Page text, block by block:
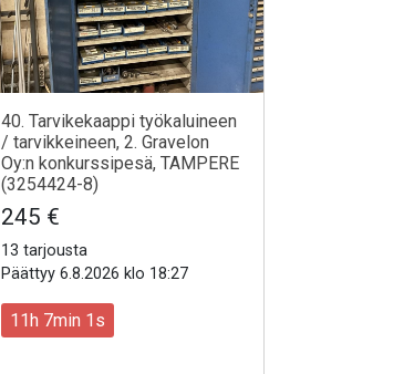
40. Tarvikekaappi työkaluineen
/ tarvikkeineen, 2. Gravelon
Oy:n konkurssipesä, TAMPERE
(3254424-8)
245 €
13 tarjousta
Päättyy 6.8.2026 klo 18:27
11h 6min 59s